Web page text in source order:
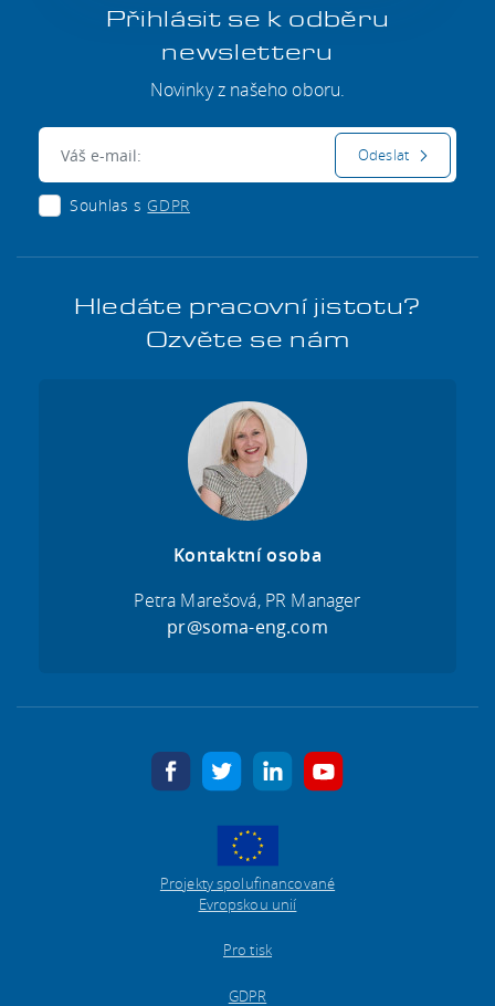
Přihlásit se k odběru
newsletteru
Novinky z našeho oboru.
Souhlas s GDPR
Odeslat
Hledáte pracovní jistotu?
Ozvěte se nám
Kontaktní osoba
Petra Marešová, PR Manager
pr@soma-eng.com
facebook twitter linkedin
Projekty spolufinancované
Evropskou unií
Pro tisk
GDPR